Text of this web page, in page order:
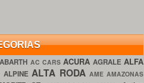
ABARTH AC CARS ACURA AGRALE ALFA
ALPINEALTA RODA AME AMAZONAS